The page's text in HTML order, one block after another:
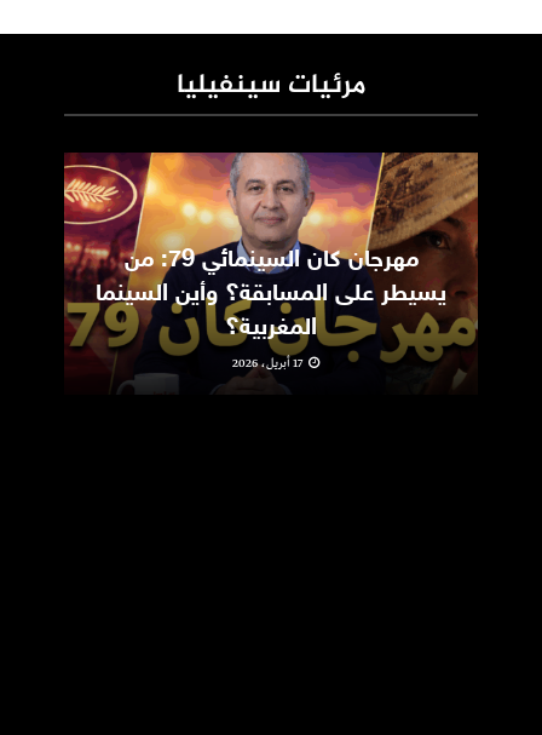
مرئيات سينفيليا
مهرجان كان السينمائي 79: من
يسيطر على المسابقة؟ وأين السينما
المغربية؟
17 أبريل، 2026